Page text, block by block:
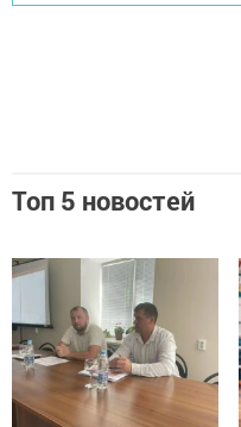
Топ 5 новостей